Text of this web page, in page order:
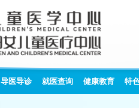
导医导诊 就医查询 健康教育 特